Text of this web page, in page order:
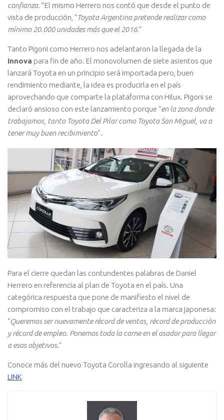
confianza.”El mismo Herrero nos contó que desde el punto de
vista de producción, “Toyota Argentina pretende realizar como
mínimo 20.000 unidades más que el 2016.”
Tanto Pigoni como Herrero nos adelantaron la llegada de la
Innova para fin de año. El monovolumen de siete asientos que
lanzará Toyota en un principio será importada pero, buen
rendimiento mediante, la idea es producirla en el país
aprovechando que comparte la plataforma con Hilux. Pigoni se
declaró ansioso con este lanzamiento porque “en la zona donde
trabajamos, tanto Toyota Del Pilar como Toyota San Miguel, va a
tener muy buen recibimiento”.
Para el cierre quedan las contundentes palabras de Daniel
Herrero en referencia al plan de Toyota en el país. Una
categórica respuesta que pone de manifiesto el nivel de
compromiso con el trabajo que caracteriza a la marca japonesa:
“Queremos ser nuevamente récord de ventas, récord de producción
y récord de empleo. Ponemos toda la carne en el asador para llegar
a esos objetivos.”
Conoce más del nuevo Toyota Corolla ingresando al siguiente
LINK